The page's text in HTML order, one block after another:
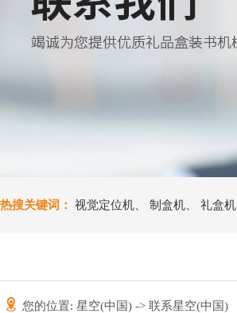
热搜关键词： 视觉定位机 制盒机 礼盒机
您的位置: 星空(中国) -> 联系星空(中国)